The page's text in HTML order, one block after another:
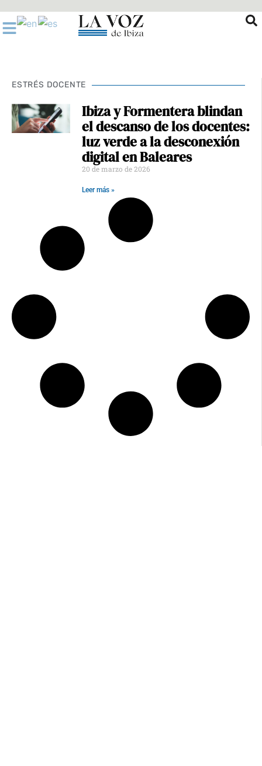
al
contenido
ESTRÉS DOCENTE
Ibiza y Formentera blindan
el descanso de los docentes:
luz verde a la desconexión
digital en Baleares
20 de marzo de 2026
Leer más »